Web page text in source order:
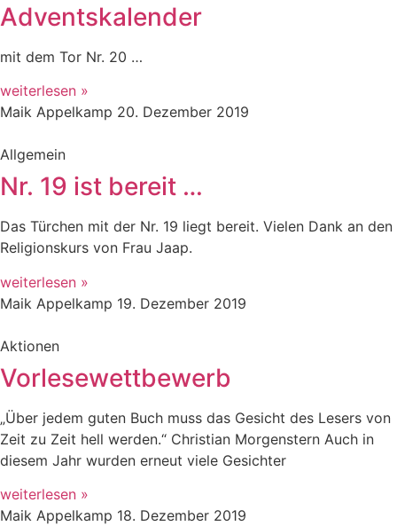
Adventskalender
mit dem Tor Nr. 20 …
weiterlesen »
Maik Appelkamp 20. Dezember 2019
Allgemein
Nr. 19 ist bereit …
Das Türchen mit der Nr. 19 liegt bereit. Vielen Dank an den
Religionskurs von Frau Jaap.
weiterlesen »
Maik Appelkamp 19. Dezember 2019
Aktionen
Vorlesewettbewerb
„Über jedem guten Buch muss das Gesicht des Lesers von
Zeit zu Zeit hell werden.“ Christian Morgenstern Auch in
diesem Jahr wurden erneut viele Gesichter
weiterlesen »
Maik Appelkamp 18. Dezember 2019